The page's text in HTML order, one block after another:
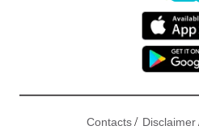
Contacts/ Disclaimer